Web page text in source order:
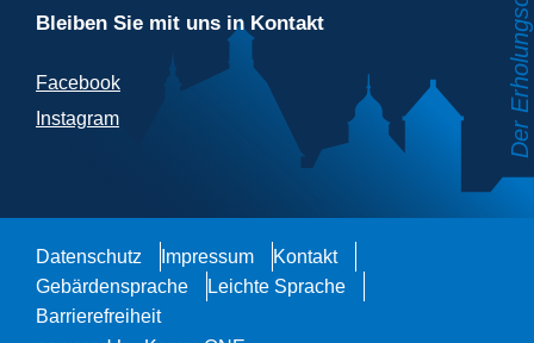
Bleiben Sie mit uns in Kontakt
Facebook
Instagram
Datenschutz Impressum
Kontakt
Gebärdensprache
Leichte Sprache
Barrierefreiheit